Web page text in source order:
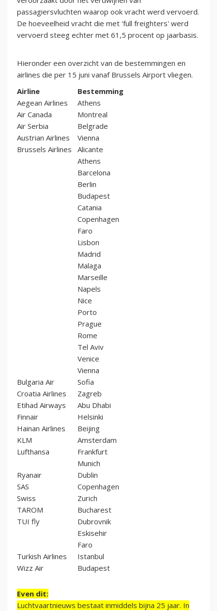
passagiersvluchten waarop ook vracht werd vervoerd.
De hoeveelheid vracht die met 'full freighters' werd
vervoerd steeg echter met 61,5 procent op jaarbasis.
Hieronder een overzicht van de bestemmingen en
airlines die per 15 juni vanaf Brussels Airport vliegen.
Airline
Bestemming
Aegean Airlines
Athens
Air Canada
Montreal
Air Serbia
Belgrade
Austrian Airlines
Vienna
Brussels Airlines
Alicante
Athens
Barcelona
Berlin
Budapest
Catania
Copenhagen
Faro
Lisbon
Madrid
Malaga
Marseille
Napels
Nice
Porto
Prague
Rome
Tel Aviv
Venice
Vienna
Bulgaria Air
Sofia
Croatia Airlines
Zagreb
Etihad Airways
Abu Dhabi
Finnair
Helsinki
Hainan Airlines
Beijing
KLM
Amsterdam
Lufthansa
Frankfurt
Munich
Ryanair
Dublin
SAS
Copenhagen
Swiss
Zurich
TAROM
Bucharest
TUI fly
Dubrovnik
Eskisehir
Faro
Turkish Airlines
Istanbul
Wizz Air
Budapest
Even dit:
Luchtvaartnieuws bestaat inmiddels bijna 25 jaar. In